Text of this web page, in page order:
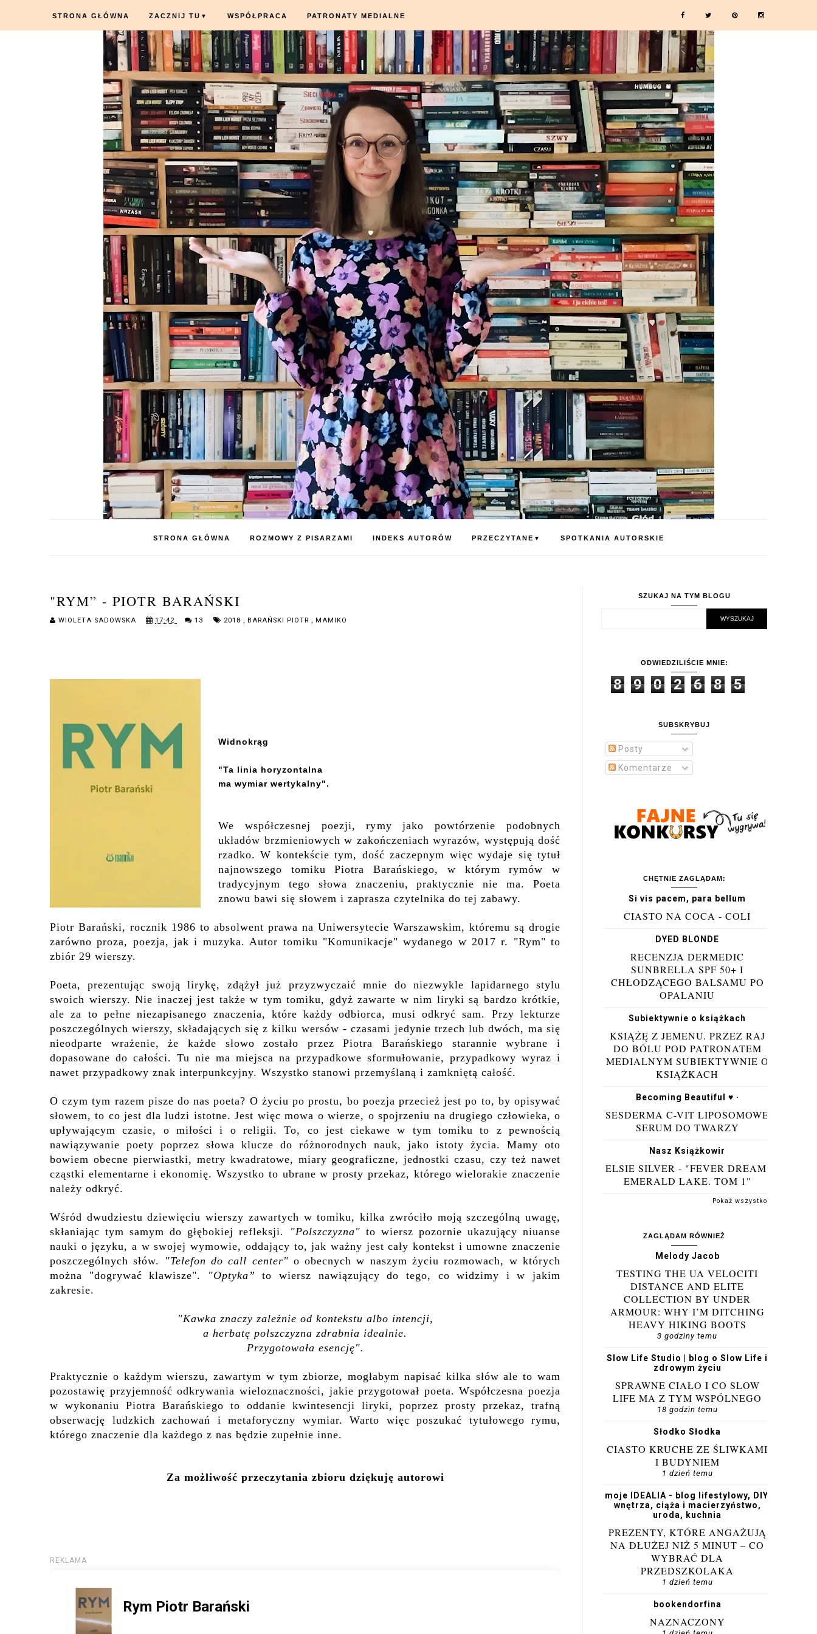
STRONA GŁÓWNA ZACZNIJ TU ▼ WSPÓŁPRACA PATRONATY MEDIALNE
STRONA GŁÓWNA ROZMOWY Z PISARZAMI INDEKS AUTORÓW PRZECZYTANE ▼ SPOTKANIA AUTORSKIE
"RYM” - PIOTR BARAŃSKI
WIOLETA SADOWSKA 17:42 13 2018 , BARAŃSKI PIOTR , MAMIKO
Widnokrąg
"Ta linia horyzontalna
ma wymiar wertykalny".
We współczesnej poezji, rymy jako powtórzenie podobnych
układów brzmieniowych w zakończeniach wyrazów, występują dość
rzadko. W kontekście tym, dość zaczepnym więc wydaje się tytuł
najnowszego tomiku Piotra Barańskiego, w którym rymów w
tradycyjnym tego słowa znaczeniu, praktycznie nie ma. Poeta
znowu bawi się słowem i zaprasza czytelnika do tej zabawy.
Piotr Barański, rocznik 1986 to absolwent prawa na Uniwersytecie Warszawskim, któremu są drogie
zarówno proza, poezja, jak i muzyka. Autor tomiku "Komunikacje" wydanego w 2017 r. "Rym" to
zbiór 29 wierszy.
Poeta, prezentując swoją lirykę, zdążył już przyzwyczaić mnie do niezwykle lapidarnego stylu
swoich wierszy. Nie inaczej jest także w tym tomiku, gdyż zawarte w nim liryki są bardzo krótkie,
ale za to pełne niezapisanego znaczenia, które każdy odbiorca, musi odkryć sam. Przy lekturze
poszczególnych wierszy, składających się z kilku wersów - czasami jedynie trzech lub dwóch, ma się
nieodparte wrażenie, że każde słowo zostało przez Piotra Barańskiego starannie wybrane i
dopasowane do całości. Tu nie ma miejsca na przypadkowe sformułowanie, przypadkowy wyraz i
nawet przypadkowy znak interpunkcyjny. Wszystko stanowi przemyślaną i zamkniętą całość.
O czym tym razem pisze do nas poeta? O życiu po prostu, bo poezja przecież jest po to, by opisywać
słowem, to co jest dla ludzi istotne. Jest więc mowa o wierze, o spojrzeniu na drugiego człowieka, o
upływającym czasie, o miłości i o religii. To, co jest ciekawe w tym tomiku to z pewnością
nawiązywanie poety poprzez słowa klucze do różnorodnych nauk, jako istoty życia. Mamy oto
bowiem obecne pierwiastki, metry kwadratowe, miary geograficzne, jednostki czasu, czy też nawet
cząstki elementarne i ekonomię. Wszystko to ubrane w prosty przekaz, którego wielorakie znaczenie
należy odkryć.
Wśród dwudziestu dziewięciu wierszy zawartych w tomiku, kilka zwróciło moją szczególną uwagę,
skłaniając tym samym do głębokiej refleksji.
"Polszczyzna" to wiersz pozornie ukazujący niuanse
nauki o języku, a w swojej wymowie, oddający to, jak ważny jest cały kontekst i umowne znaczenie
poszczególnych słów.
"Telefon do call center" o obecnych w naszym życiu rozmowach, w których
można "dogrywać klawisze".
"Optyka”to wiersz nawiązujący do tego, co widzimy i w jakim
zakresie.
"Kawka znaczy zależnie od kontekstu albo intencji,
a herbatę polszczyzna zdrabnia idealnie.
Przygotowała esencję".
Praktycznie o każdym wierszu, zawartym w tym zbiorze, mogłabym napisać kilka słów ale to wam
pozostawię przyjemność odkrywania wieloznaczności, jakie przygotował poeta. Współczesna poezja
w wykonaniu Piotra Barańskiego to oddanie kwintesencji liryki, poprzez prosty przekaz, trafną
obserwację ludzkich zachowań i metaforyczny wymiar. Warto więc poszukać tytułowego rymu,
którego znaczenie dla każdego z nas będzie zupełnie inne.
Za możliwość przeczytania zbioru dziękuję autorowi
SZUKAJ NA TYM BLOGU
ODWIEDZILIŚCIE MNIE:
8 9 0 2 6 8 5
SUBSKRYBUJ
Posty
Komentarze
CHĘTNIE ZAGLĄDAM:
Si vis pacem, para bellum
CIASTO NA COCA - COLI
DYED BLONDE
RECENZJA DERMEDIC
SUNBRELLA SPF 50+ I
CHŁODZĄCEGO BALSAMU PO
OPALANIU
Subiektywnie o książkach
KSIĄŻĘ Z JEMENU. PRZEZ RAJ
DO BÓLU POD PATRONATEM
MEDIALNYM SUBIEKTYWNIE O
KSIĄŻKACH
Becoming Beautiful ♥ ·
SESDERMA C-VIT LIPOSOMOWE
SERUM DO TWARZY
Nasz Książkowir
ELSIE SILVER - "FEVER DREAM.
EMERALD LAKE. TOM 1"
Pokaż wszystko
ZAGLĄDAM RÓWNIEŻ
Melody Jacob
TESTING THE UA VELOCITI
DISTANCE AND ELITE
COLLECTION BY UNDER
ARMOUR: WHY I’M DITCHING
HEAVY HIKING BOOTS
3 godziny temu
Slow Life Studio | blog o Slow Life i
zdrowym życiu
SPRAWNE CIAŁO I CO SLOW
LIFE MA Z TYM WSPÓLNEGO
18 godzin temu
Słodko Słodka
CIASTO KRUCHE ZE ŚLIWKAMI
I BUDYNIEM
1 dzień temu
moje IDEALIA - blog lifestylowy, DIY,
wnętrza, ciąża i macierzyństwo,
uroda, kuchnia
PREZENTY, KTÓRE ANGAŻUJĄ
NA DŁUŻEJ NIŻ 5 MINUT – CO
WYBRAĆ DLA
PRZEDSZKOLAKA
1 dzień temu
bookendorfina
NAZNACZONY